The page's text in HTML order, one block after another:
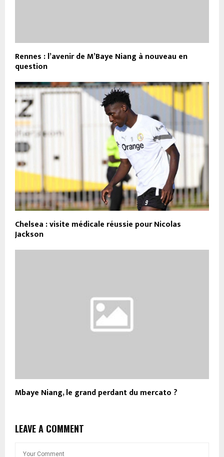
Rennes : l’avenir de M’Baye Niang à nouveau en
question
Chelsea : visite médicale réussie pour Nicolas
Jackson
Mbaye Niang, le grand perdant du mercato ?
LEAVE A COMMENT